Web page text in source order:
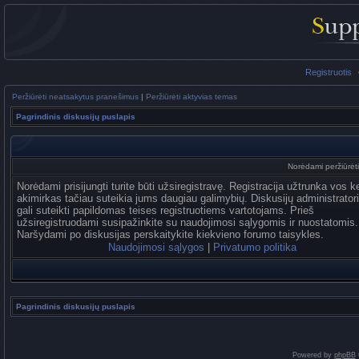
Registruotis
Peržiūrėti neatsakytus pranešimus | Peržiūrėti aktyvias temas
Pagrindinis diskusijų puslapis
Norėdami
Norėdami prisijungti turite būti užsiregistravę. Registracija užtrunka vos
akimirkas tačiau suteikia jums daugiau galimybių. Diskusijų
gali suteikti papildomas teises registruotiems vartotojams. Prieš
užsiregistruodami susipažinkite su naudojimosi sąlygomis ir nuostatomis.
Naršydami po diskusijas perskaitykite kiekvieno forumo taisykles.
Naudojimosi sąlygos
Privatumo politika
Pagrindinis diskusijų puslapis
Powered by phpBB